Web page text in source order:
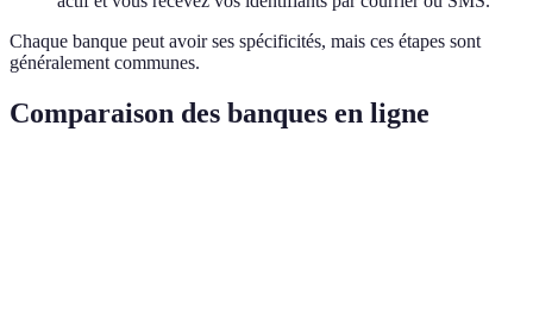
Chaque banque peut avoir ses spécificités, mais ces étapes sont
généralement communes.
Comparaison des banques en ligne